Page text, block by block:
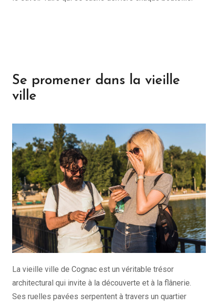
Se promener dans la vieille
ville
La vieille ville de Cognac est un véritable trésor
architectural qui invite à la découverte et à la flânerie.
Ses ruelles pavées serpentent à travers un quartier